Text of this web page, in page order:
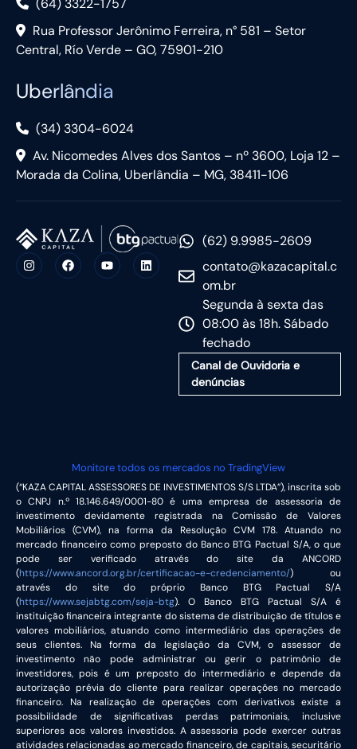
(64) 3322-1757
Rua Professor Jerônimo Ferreira, n° 581 – Setor
Central, Río Verde – GO, 75901-210
Uberlândia
(34) 3304-6024
Av. Nicomedes Alves dos Santos – nº 3600, Loja 12 –
Morada da Colina, Uberlândia – MG, 38411-106
(62) 9.9985-2609
contato@kazacapital.c
om.br
Segunda à sexta das
08:00 às 18h. Sábado
fechado
Canal de Ouvidoria e
denúncias
Monitore todos os mercados no TradingView
(“KAZA CAPITAL ASSESSORES DE INVESTIMENTOS S/S LTDA”), inscrita sob
o CNPJ n.º 18.146.649/0001-80 é uma empresa de assessoria de
investimento devidamente registrada na Comissão de Valores
Mobiliários (CVM), na forma da Resolução CVM 178. Atuando no
mercado financeiro como preposto do Banco BTG Pactual S/A, o que
pode ser verificado através do site da ANCORD
(https://www.ancord.org.br/certificacao-e-credenciamento/) ou
através do site do próprio Banco BTG Pactual S/A
(https://www.sejabtg.com/seja-btg). O Banco BTG Pactual S/A é
instituição financeira integrante do sistema de distribuição de títulos e
valores mobiliários, atuando como intermediário das operações de
seus clientes. Na forma da legislação da CVM, o assessor de
investimento não pode administrar ou gerir o patrimônio de
investidores, pois é um preposto do intermediário e depende da
autorização prévia do cliente para realizar operações no mercado
financeiro. Na realização de operações com derivativos existe a
possibilidade de significativas perdas patrimoniais, inclusive
superiores aos valores investidos. A assessoria pode exercer outras
atividades relacionadas ao mercado financeiro, de capitais, securitário